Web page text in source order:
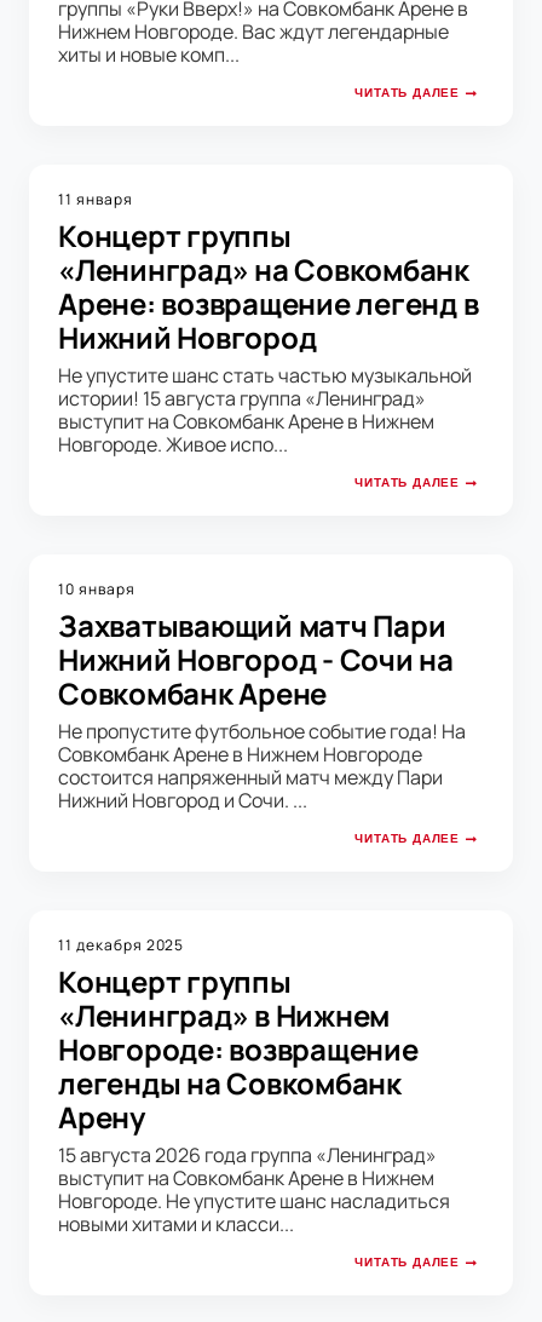
группы «Руки Вверх!» на Совкомбанк Арене в
Нижнем Новгороде. Вас ждут легендарные
хиты и новые комп...
ЧИТАТЬ ДАЛЕЕ
11 января
Концерт группы
«Ленинград» на Совкомбанк
Арене: возвращение легенд в
Нижний Новгород
Не упустите шанс стать частью музыкальной
истории! 15 августа группа «Ленинград»
выступит на Совкомбанк Арене в Нижнем
Новгороде. Живое испо...
ЧИТАТЬ ДАЛЕЕ
10 января
Захватывающий матч Пари
Нижний Новгород - Сочи на
Совкомбанк Арене
Не пропустите футбольное событие года! На
Совкомбанк Арене в Нижнем Новгороде
состоится напряженный матч между Пари
Нижний Новгород и Сочи. ...
ЧИТАТЬ ДАЛЕЕ
11 декабря 2025
Концерт группы
«Ленинград» в Нижнем
Новгороде: возвращение
легенды на Совкомбанк
Арену
15 августа 2026 года группа «Ленинград»
выступит на Совкомбанк Арене в Нижнем
Новгороде. Не упустите шанс насладиться
новыми хитами и класси...
ЧИТАТЬ ДАЛЕЕ